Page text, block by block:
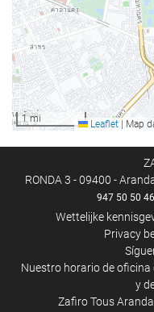
Receptiediensten
24-uursreceptie
Bagageopslag
Eten en drinken
Bar
Activiteiten
Vrije tijd en
1 mi Leaflet | Map
RONDA 3 - 09400 -
947 50 50 46
Wettelijke
Privacy
Nuestro horario de oficina
y
Zafiro Tous